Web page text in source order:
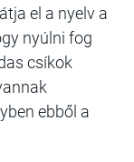
el a nyelv a
nyúlni fog
csíkok
ebből a